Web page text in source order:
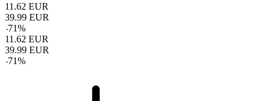
11.62 EUR
39.99 EUR
-71%
11.62 EUR
39.99 EUR
-71%